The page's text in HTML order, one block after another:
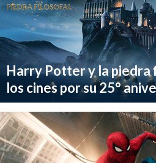
Harry Potter y la piedra
los cines por su 25°